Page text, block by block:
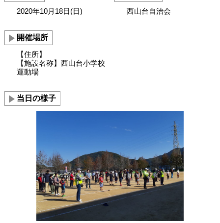
2020年10月18日(日)
開催場所
【住所】
【施設名称】西山台小学校
運動場
西山台自治会
当日の様子